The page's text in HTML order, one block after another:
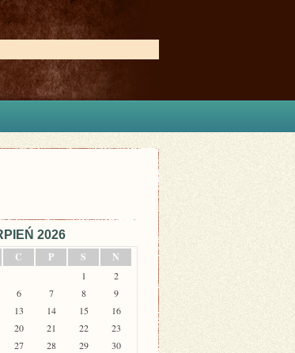
2026
C P S N
1
2
6 7 8
9
13 14 15
16
20 21 22
23
27 28 29
30